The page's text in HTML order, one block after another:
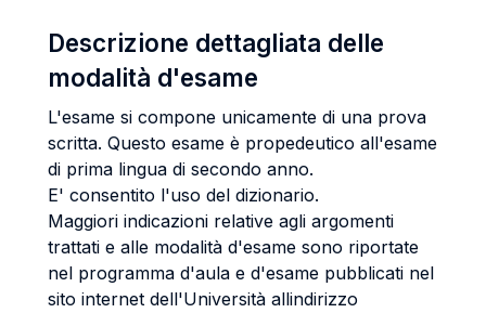
Descrizione dettagliata delle
modalità d'esame
L'esame si compone unicamente di una prova
scritta. Questo esame è propedeutico all'esame
di prima lingua di secondo anno.
E' consentito l'uso del dizionario.
Maggiori indicazioni relative agli argomenti
trattati e alle modalità d'esame sono riportate
nel programma d'aula e d'esame pubblicati nel
sito internet dell'Università allindirizzo